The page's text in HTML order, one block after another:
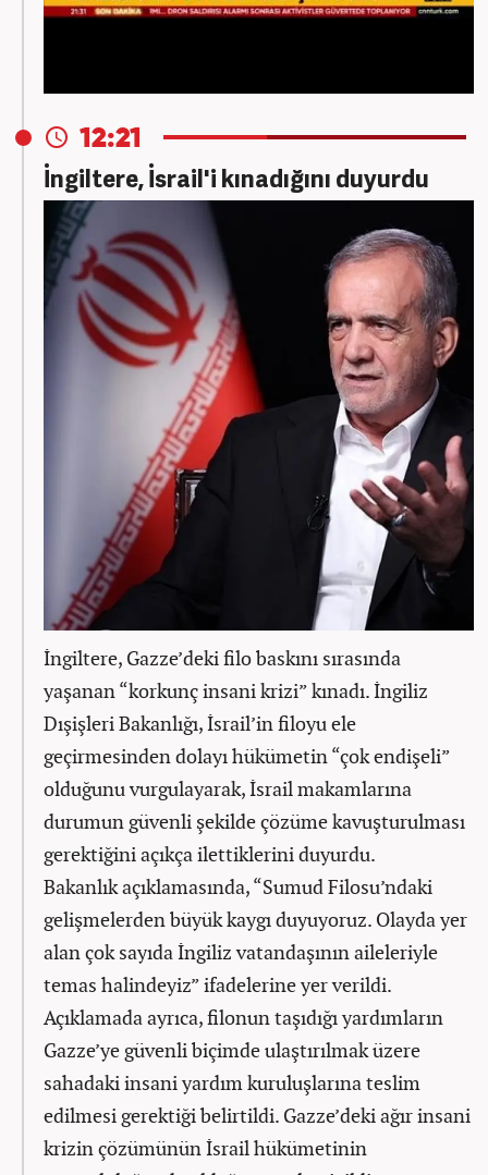
12:21
İngiltere, İsrail'i kınadığını duyurdu
İngiltere, Gazze’deki filo baskını sırasında
yaşanan “korkunç insani krizi” kınadı. İngiliz
Dışişleri Bakanlığı, İsrail’in filoyu ele
geçirmesinden dolayı hükümetin “çok endişeli”
olduğunu vurgulayarak, İsrail makamlarına
durumun güvenli şekilde çözüme kavuşturulması
gerektiğini açıkça ilettiklerini duyurdu.
Bakanlık açıklamasında, “Sumud Filosu’ndaki
gelişmelerden büyük kaygı duyuyoruz. Olayda yer
alan çok sayıda İngiliz vatandaşının aileleriyle
temas halindeyiz” ifadelerine yer verildi.
Açıklamada ayrıca, filonun taşıdığı yardımların
Gazze’ye güvenli biçimde ulaştırılmak üzere
sahadaki insani yardım kuruluşlarına teslim
edilmesi gerektiği belirtildi. Gazze’deki ağır insani
krizin çözümünün İsrail hükümetinin